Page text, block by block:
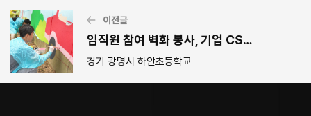
이전글
임직원 참여 벽화 봉사, 기업 CSR 프로그램_경기관광공사
경기 광명시 하안초등학교